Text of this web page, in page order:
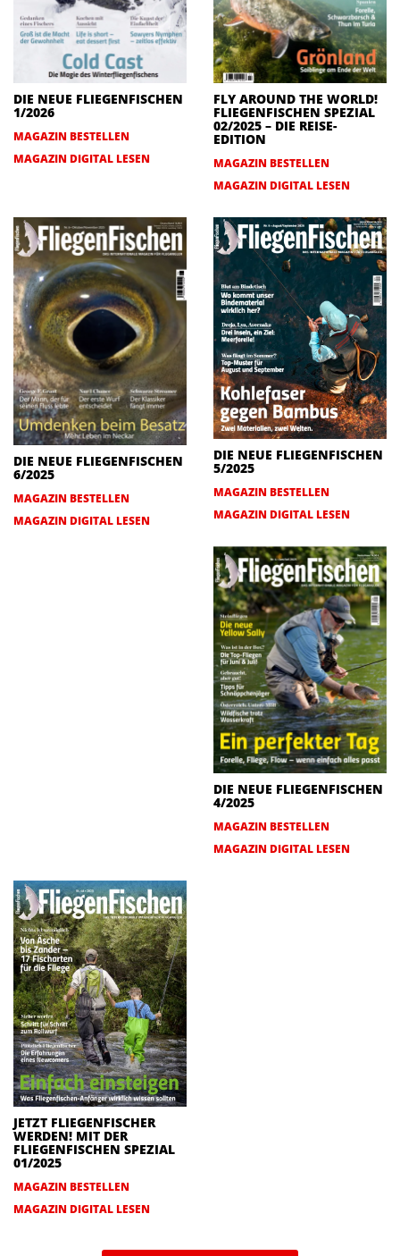
DIE NEUE FLIEGENFISCHEN
1/2026
MAGAZIN BESTELLEN
MAGAZIN DIGITAL LESEN
FLY AROUND THE WORLD!
FLIEGENFISCHEN SPEZIAL
02/2025 – DIE REISE-
EDITION
MAGAZIN BESTELLEN
MAGAZIN DIGITAL LESEN
DIE NEUE FLIEGENFISCHEN
6/2025
MAGAZIN BESTELLEN
MAGAZIN DIGITAL LESEN
DIE NEUE FLIEGENFISCHEN
5/2025
MAGAZIN BESTELLEN
MAGAZIN DIGITAL LESEN
DIE NEUE FLIEGENFISCHEN
4/2025
MAGAZIN BESTELLEN
MAGAZIN DIGITAL LESEN
JETZT FLIEGENFISCHER
WERDEN! MIT DER
FLIEGENFISCHEN SPEZIAL
01/2025
MAGAZIN BESTELLEN
MAGAZIN DIGITAL LESEN